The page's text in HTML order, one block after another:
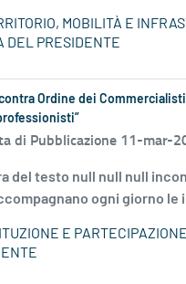
MOBILITÀ E
DEL PRESIDENTE
Ordine dei
di Pubblicazione 11-mar-
del testo null null null
ogni giorno
E PARTECIPAZIONE